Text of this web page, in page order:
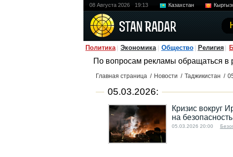
08 Августа 2026 19:13 Казахстан
Политика Экономика Общество Религия
По вопросам рекламы обращаться в
Главная страница / Новости / Таджикистан /
05.03.2026:
Кризис вокруг
на
05.03.2026 20:00